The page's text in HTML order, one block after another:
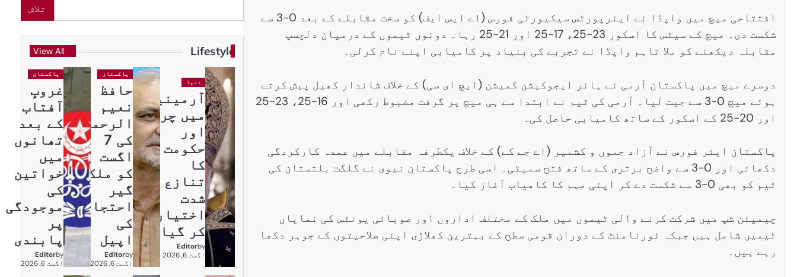
افتتاحی میچ میں واپڈا نے ایئرپورٹس سیکیورٹی فورس (اے ایس ایف) کو سخت مقابلے کے بعد 0-3 سے
شکست دی۔ میچ کے سیٹس کا اسکور 23-25، 17-25 اور 21-25 رہا۔ دونوں ٹیموں کے درمیان دلچسپ
مقابلہ دیکھنے کو ملا تاہم واپڈا نے تجربے کی بنیاد پر کامیابی اپنے نام کرلی۔
دوسرے میچ میں پاکستان آرمی نے ہائر ایجوکیشن کمیشن (ایچ ای سی) کے خلاف شاندار کھیل پیش کرتے
ہوئے میچ 0-3 سے جیت لیا۔ آرمی کی ٹیم نے ابتدا سے ہی میچ پر گرفت مضبوط رکھی اور 16-25، 23-25
اور 20-25 کے اسکور کے ساتھ کامیابی حاصل کی۔
پاکستان ایئر فورس نے آزاد جموں و کشمیر (اے جے کے) کے خلاف یکطرفہ مقابلے میں عمدہ کارکردگی
دکھائی اور 0-3 سے واضح برتری کے ساتھ فتح سمیٹی۔ اسی طرح پاکستان نیوی نے گلگت بلتستان کی
ٹیم کو بھی 0-3 سے شکست دے کر اپنی مہم کا کامیاب آغاز کیا۔
چیمپئن شپ میں شرکت کرنے والی ٹیموں میں ملک کے مختلف اداروں اور صوبائی یونٹس کی نمایاں
ٹیمیں شامل ہیں جبکہ ٹورنامنٹ کے دوران قومی سطح کے بہترین کھلاڑی اپنی صلاحیتوں کے جوہر دکھا
رہے ہیں۔
تلاش
Lifestyle
View All
دنیا
آرمینیا
میں چرچ
اور
حکومت
کا
تنازع
شدت
اختیار
کر گیا
by
Editor
اگست 6, 2026
پاکستان
حافظ
نعیم
الرحمن
کی 7
اگست
کو ملک
گیر
احتجاج
کی
اپیل
by
Editor
اگست 6, 2026
پاکستان
غروبِ
آفتاب
کے بعد
تھانوں
میں
خواتین
کی
موجودگی
پر
پابندی
by
Editor
اگست 6, 2026